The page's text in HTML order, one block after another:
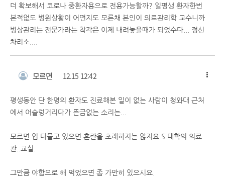
더 확보해서 코로나 중환자용으로 전용가능할까? 일평생 환자한번
본적없도 병원상황이 어떤지도 모른채 본인이 의료관리학 교수니까
병상관리는 전문가라는 착각은 이제 내려놓을때가 되었수다... 정신
차리소....
모르면 12.15 12:42
평생동안 단 한명의 환자도 진료해본 일이 없는 사람이 청와대 근처
에서 어슬렁거리다가 뜬금없는 소리는...
모르면 입 다물고 있으면 혼란을 초래하지는 않지요.S 대학의 의료
관..교실.
그만큼 야함으로 해 먹었으면 좀 가만히 있으시요.